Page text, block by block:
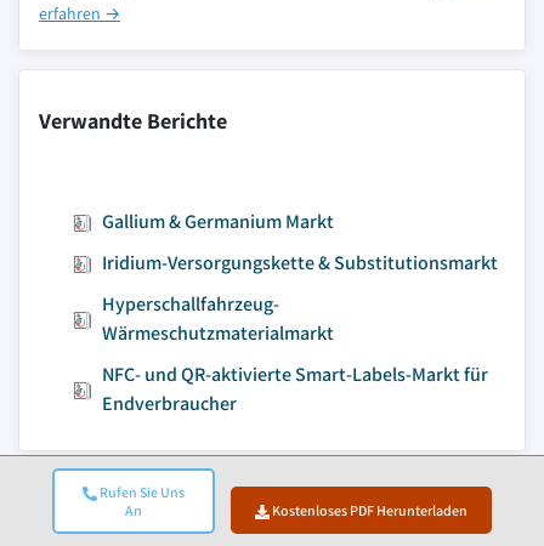
Rufen Sie Uns
An
Kostenloses PDF Herunterladen
erfahren →
Verwandte Berichte
Gallium & Germanium Markt
Iridium-Versorgungskette & Substitutionsmarkt
Hyperschallfahrzeug-
Wärmeschutzmaterialmarkt
NFC- und QR-aktivierte Smart-Labels-Markt für
Endverbraucher
Zum Inhalt springen